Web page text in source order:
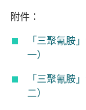
附件：
「三聚氰胺
一）
「三聚氰胺
二）